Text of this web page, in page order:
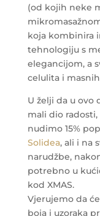
(od kojih neke
koja kombinira
tehnologiju s
elegancijom, a
celulita i
U želji da u
mali dio radosti,
nudimo 15%
Solidea, ali i na
narudžbe,
potrebno u
kod XMAS.
Vjerujemo da
boja i uzoraka